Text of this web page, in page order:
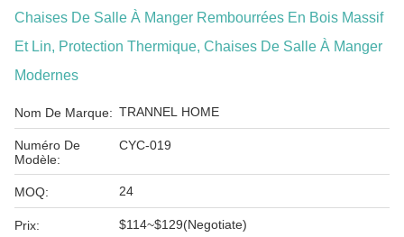
Chaises De Salle À Manger Rembourrées En Bois Massif
Et Lin, Protection Thermique, Chaises De Salle À Manger
Modernes
Nom De Marque: TRANNEL HOME
Numéro De
Modèle:
CYC-019
MOQ: 24
Prix: $114~$129(Negotiate)